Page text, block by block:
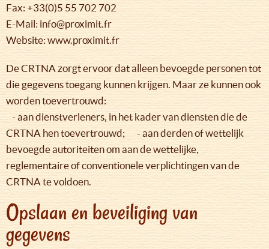
Fax: +33(0)5 55 702 702
E-Mail: info@proximit.fr
Website: www.proximit.fr
De CRTNA zorgt ervoor dat alleen bevoegde personen tot
die gegevens toegang kunnen krijgen. Maar ze kunnen ook
worden toevertrouwd:
- aan dienstverleners, in het kader van diensten die de
CRTNA hen toevertrouwd; - aan derden of wettelijk
bevoegde autoriteiten om aan de wettelijke,
reglementaire of conventionele verplichtingen van de
CRTNA te voldoen.
Opslaan en beveiliging van
gegevens